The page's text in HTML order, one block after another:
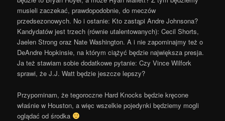
musieli zaczekać, prawdopodobnie, do meczów
przedsezonowych. No i ostanie: Kto zastąpi Andre Johnsona?
Kandydatów jest trzech (równie utalentowanych): Cecil Shorts,
Jaelen Strong oraz Nate Washington. A i nie zapominajmy też o
DeAndre Hopkinsie, na którym ciążyć będzie największa presja.
Ja też stawiam sobie dodatkowe pytanie: Czy Vince Wilfork
sprawi, że J.J. Watt będzie jeszcze lepszy?
Przypominam, że tegoroczne Hard Knocks będzie kręcone
właśnie w Houston, a więc wszelkie pojedynki będziemy mogli
oglądać od środka